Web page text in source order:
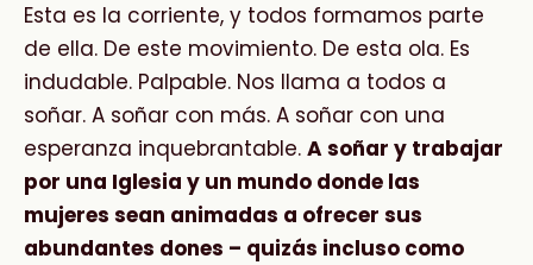
Esta es la corriente, y todos formamos parte
de ella. De este movimiento. De esta ola. Es
indudable. Palpable. Nos llama a todos a
soñar. A soñar con más. A soñar con una
esperanza inquebrantable. A soñar y trabajar
por una Iglesia y un mundo donde las
mujeres sean animadas a ofrecer sus
abundantes dones – quizás incluso como